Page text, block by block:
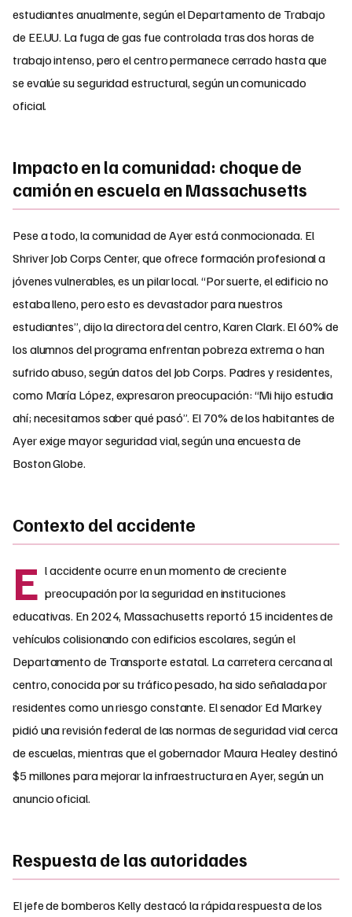
estudiantes anualmente, según el Departamento de Trabajo
de EE.UU. La fuga de gas fue controlada tras dos horas de
trabajo intenso, pero el centro permanece cerrado hasta que
se evalúe su seguridad estructural, según un comunicado
oficial.
Impacto en la comunidad: choque de
camión en escuela en Massachusetts
Pese a todo, la comunidad de Ayer está conmocionada. El
Shriver Job Corps Center, que ofrece formación profesional a
jóvenes vulnerables, es un pilar local. “Por suerte, el edificio no
estaba lleno, pero esto es devastador para nuestros
estudiantes”, dijo la directora del centro, Karen Clark. El 60% de
los alumnos del programa enfrentan pobreza extrema o han
sufrido abuso, según datos del Job Corps. Padres y residentes,
como María López, expresaron preocupación: “Mi hijo estudia
ahí; necesitamos saber qué pasó”. El 70% de los habitantes de
Ayer exige mayor seguridad vial, según una encuesta de
Boston Globe.
Contexto del accidente
E l accidente ocurre en un momento de creciente
preocupación por la seguridad en instituciones
educativas. En 2024, Massachusetts reportó 15 incidentes de
vehículos colisionando con edificios escolares, según el
Departamento de Transporte estatal. La carretera cercana al
centro, conocida por su tráfico pesado, ha sido señalada por
residentes como un riesgo constante. El senador Ed Markey
pidió una revisión federal de las normas de seguridad vial cerca
de escuelas, mientras que el gobernador Maura Healey destinó
$5 millones para mejorar la infraestructura en Ayer, según un
anuncio oficial.
Respuesta de las autoridades
El jefe de bomberos Kelly destacó la rápida respuesta de los